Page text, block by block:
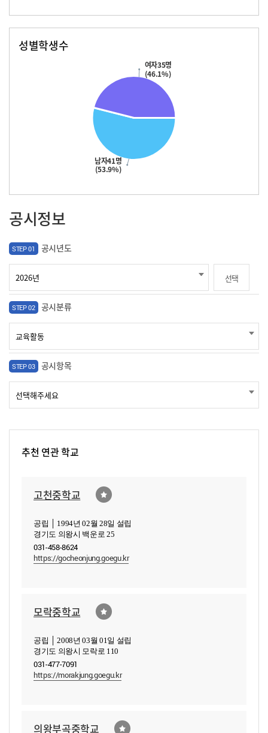
성별학생수
남자41명
(53.9%)
여자35명
(46.1%)
공시정보
STEP 01 공시년도
선택
STEP 02 공시분류
STEP 03 공시항목
추천 연관 학교
고천중학교
공립 │ 1994년 02월 28일 설립
경기도 의왕시 백운로 25
031-458-8624
https://gocheonjung.goegu.kr
모락중학교
공립 │ 2008년 03월 01일 설립
경기도 의왕시 모락로 110
031-477-7091
https://morakjung.goegu.kr
의왕부곡중학교